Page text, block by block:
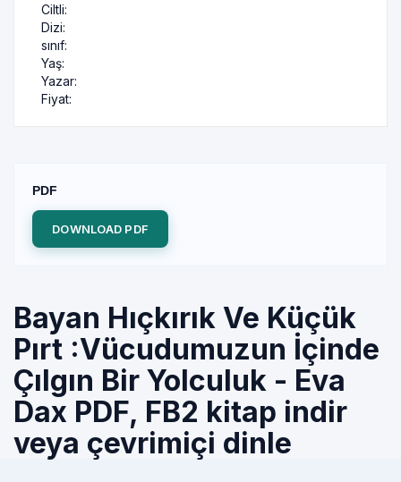
Ciltli:
Dizi:
sınıf:
Yaş:
Yazar:
Fiyat:
PDF
DOWNLOAD PDF
Bayan Hıçkırık Ve Küçük
Pırt :Vücudumuzun İçinde
Çılgın Bir Yolculuk - Eva
Dax PDF, FB2 kitap indir
veya çevrimiçi dinle